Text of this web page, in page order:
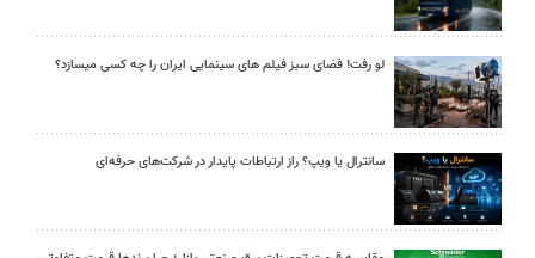
لو رفت! فضای سبز فیلم های سینمایی ایران را چه کسی میسازد؟
سانترال یا ویپ؟ راز ارتباطات پایدار در شرکت‌های حرفه‌ای